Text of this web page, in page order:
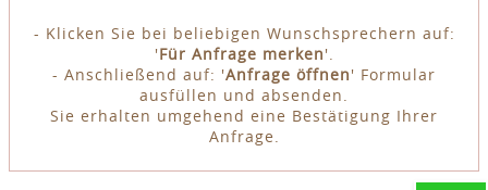
- Klicken Sie bei beliebigen Wunschsprechern auf:
'Für Anfrage merken'.
- Anschließend auf: 'Anfrage öffnen' Formular
ausfüllen und absenden.
Sie erhalten umgehend eine Bestätigung Ihrer
Anfrage.